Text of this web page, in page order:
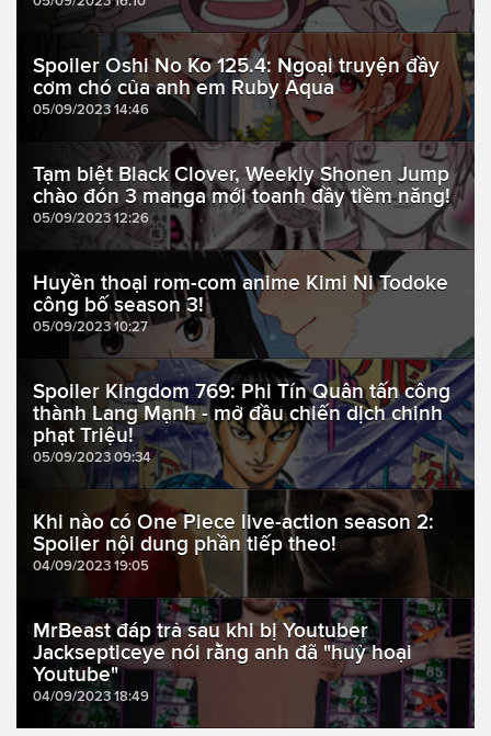
Spoiler Oshi No Ko 125.4: Ngoại truyện đầy
cơm chó của anh em Ruby Aqua
05/09/2023 14:46
Tạm biệt Black Clover, Weekly Shonen Jump
chào đón 3 manga mới toanh đầy tiềm năng!
05/09/2023 12:26
Huyền thoại rom-com anime Kimi Ni Todoke
công bố season 3!
05/09/2023 10:27
Spoiler Kingdom 769: Phi Tín Quân tấn công
thành Lang Mạnh - mở đầu chiến dịch chinh
phạt Triệu!
05/09/2023 09:34
Khi nào có One Piece live-action season 2:
Spoiler nội dung phần tiếp theo!
04/09/2023 19:05
MrBeast đáp trả sau khi bị Youtuber
Jacksepticeye nói rằng anh đã "huỷ hoại
Youtube"
04/09/2023 18:49